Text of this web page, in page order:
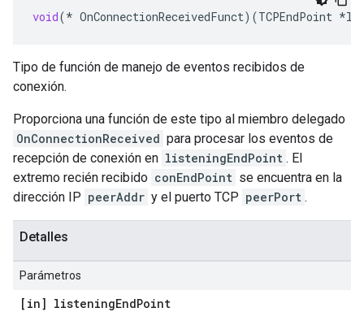
void(* OnConnectionReceivedFunct)(TCPEndPoint *
Tipo de función de manejo de eventos recibidos de
conexión.
Proporciona una función de este tipo al miembro delegado
OnConnectionReceived para procesar los eventos de
recepción de conexión en listeningEndPoint . El
extremo recién recibido conEndPoint se encuentra en la
dirección IP peerAddr y el puerto TCP peerPort .
Detalles
Parámetros
[in] listeningEndPoint